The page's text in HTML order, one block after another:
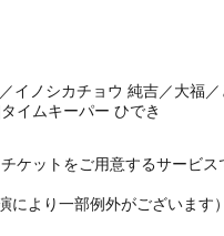
イノシカチョウ 純吉／大福
イムキーパー ひでき
ケットをご用意するサービ
により一部例外がございます）